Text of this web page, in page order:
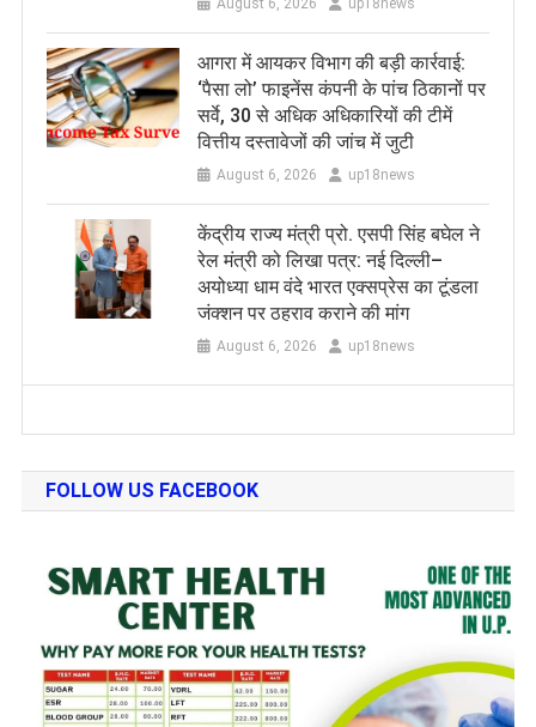
आगरा में आयकर विभाग की बड़ी कार्रवाई:
‘पैसा लो’ फाइनेंस कंपनी के पांच ठिकानों पर
सर्वे, 30 से अधिक अधिकारियों की टीमें
वित्तीय दस्तावेजों की जांच में जुटी
August 6, 2026 up18news
केंद्रीय राज्य मंत्री प्रो. एसपी सिंह बघेल ने
रेल मंत्री को लिखा पत्र: नई दिल्ली–
अयोध्या धाम वंदे भारत एक्सप्रेस का टूंडला
जंक्शन पर ठहराव कराने की मांग
August 6, 2026 up18news
FOLLOW US FACEBOOK